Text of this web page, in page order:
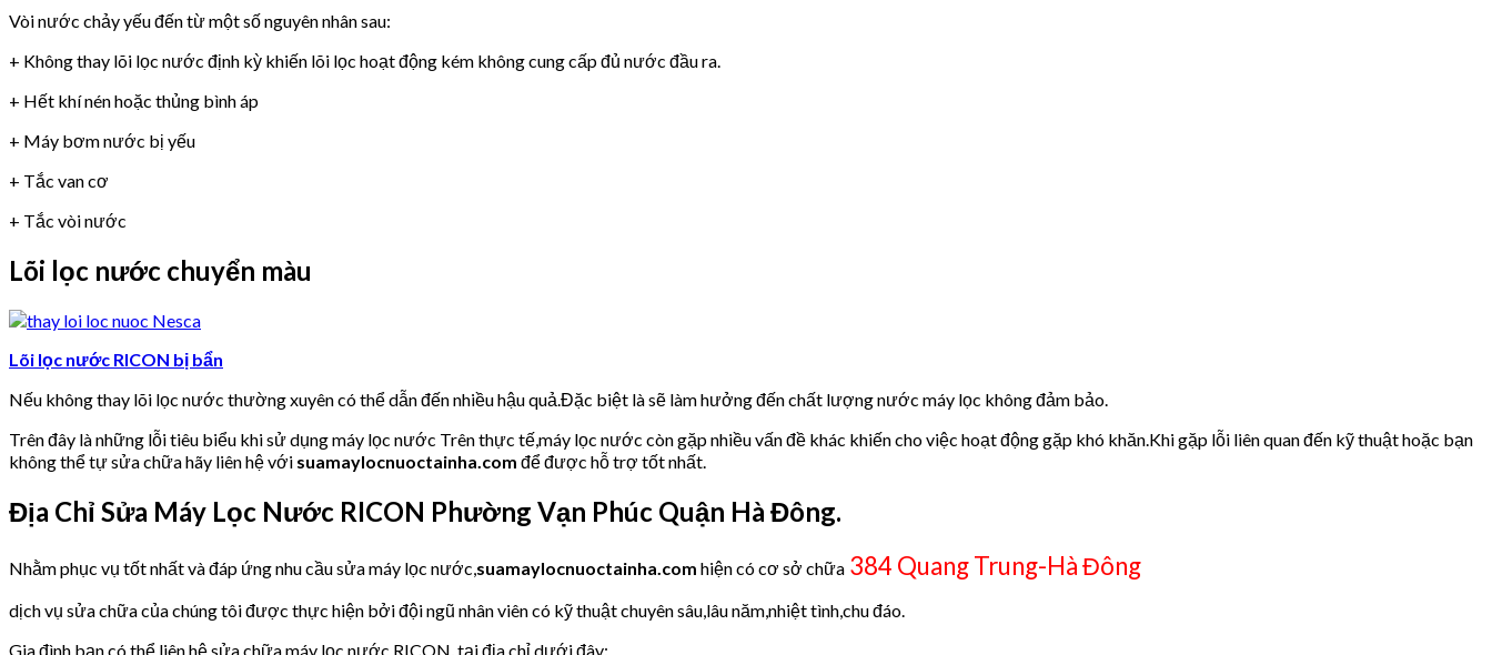
Vòi nước chảy yếu đến từ một số nguyên nhân sau:
+ Không thay lõi lọc nước định kỳ khiến lõi lọc hoạt động kém không cung cấp đủ nước đầu ra.
+ Hết khí nén hoặc thủng bình áp
+ Máy bơm nước bị yếu
+ Tắc van cơ
+ Tắc vòi nước
Lõi lọc nước chuyển màu
Lõi lọc nước RICON bị bẩn
Nếu không thay lõi lọc nước thường xuyên có thể dẫn đến nhiều hậu quả.Đặc biệt là sẽ làm hưởng đến chất lượng nước máy lọc không đảm bảo.
Trên đây là những lỗi tiêu biểu khi sử dụng máy lọc nước Trên thực tế,máy lọc nước còn gặp nhiều vấn đề khác khiến cho việc hoạt động gặp khó khăn.Khi gặp lỗi liên quan đến kỹ thuật hoặc bạn
không thể tự sửa chữa hãy liên hệ với suamaylocnuoctainha.com để được hỗ trợ tốt nhất.
Địa Chỉ Sửa Máy Lọc Nước RICON Phường Vạn Phúc Quận Hà Đông.
Nhằm phục vụ tốt nhất và đáp ứng nhu cầu sửa máy lọc nước, suamaylocnuoctainha.com hiện có cơ sở chữa 384 Quang Trung-Hà Đông
dịch vụ sửa chữa của chúng tôi được thực hiện bởi đội ngũ nhân viên có kỹ thuật chuyên sâu,lâu năm,nhiệt tình,chu đáo.
Gia đình bạn có thể liên hệ sửa chữa máy lọc nước RICON, tại địa chỉ dưới đây: